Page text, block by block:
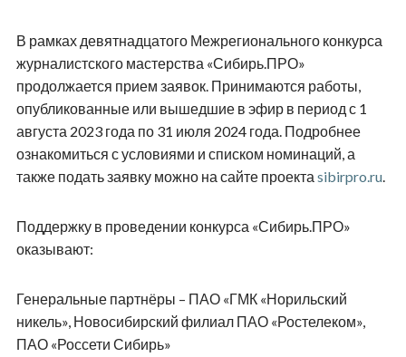
В рамках девятнадцатого Межрегионального конкурса
журналистского мастерства «Сибирь.ПРО»
продолжается прием заявок. Принимаются работы,
опубликованные или вышедшие в эфир в период с 1
августа 2023 года по 31 июля 2024 года. Подробнее
ознакомиться с условиями и списком номинаций, а
также подать заявку можно на сайте проекта sibirpro.ru.
Поддержку в проведении конкурса «Сибирь.ПРО»
оказывают:
Генеральные партнёры – ПАО «ГМК «Норильский
никель», Новосибирский филиал ПАО «Ростелеком»,
ПАО «Россети Сибирь»